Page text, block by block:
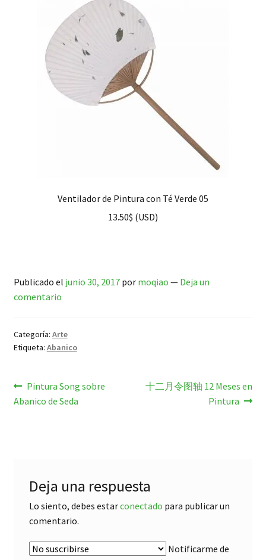
Ventilador de Pintura con Té Verde 05
13.50$ (USD)
Publicado el junio 30, 2017 por moqiao — Deja un
comentario
Categoría: Arte
Etiqueta: Abanico
Navegación
de
Anterior:
Pintura Song sobre
Abanico de Seda
Siguiente:
十二月令图轴 12 Meses en
Pintura
Deja una respuesta
Lo siento, debes estarconectado para publicar un
comentario.
Notificarme de